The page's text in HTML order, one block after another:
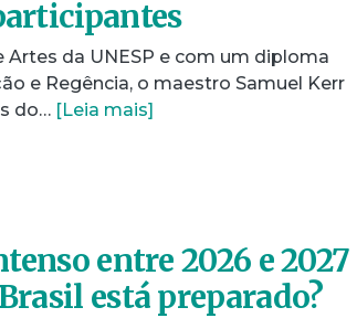
da UNESP e com um diploma
e Regência, o maestro Samuel Kerr
do… [Leia mais]
entre 2026 e 2027
está preparado?